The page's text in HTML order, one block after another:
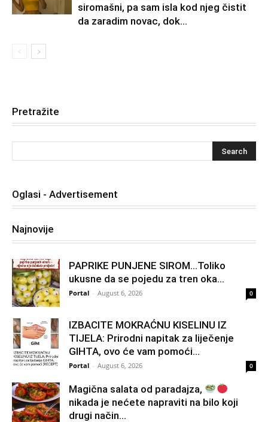
siromašni, pa sam isla kod njeg čistit
da zaradim novac, dok...
Pretražite
Oglasi - Advertisement
Najnovije
PAPRIKE PUNJENE SIROM…Toliko
ukusne da se pojedu za tren oka…
Portal - August 6, 2026 0
IZBACITE MOKRAĆNU KISELINU IZ
TIJELA: Prirodni napitak za liječenje
GIHTA, ovo će vam pomoći...
Portal - August 6, 2026 0
Magična salata od paradajza,
nikada je nećete napraviti na bilo koji
drugi način…